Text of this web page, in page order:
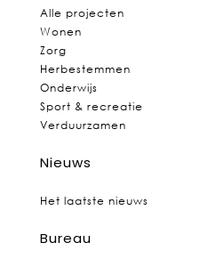
Alle projecten
Wonen
Zorg
Herbestemmen
Onderwijs
Sport & recreatie
Verduurzamen
Nieuws
Het laatste nieuws
Bureau